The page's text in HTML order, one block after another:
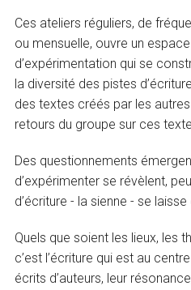
Ces ateliers réguliers, de
ou mensuelle, ouvre un
d’expérimentation qui se
la diversité des pistes
des textes créés par les
retours du groupe sur ces
Des questionnements
d’expérimenter se révèlent,
d’écriture - la sienne - se
Quels que soient les lieux, les
c’est l’écriture qui est au
écrits d’auteurs, leur